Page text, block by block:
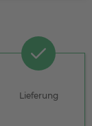
Lieferung